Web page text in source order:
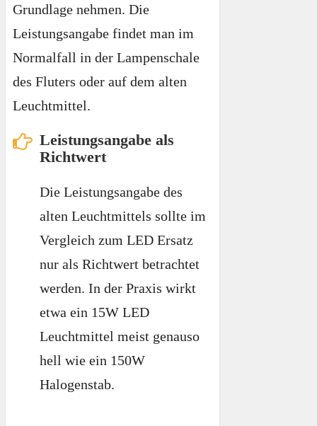
Grundlage nehmen. Die
Leistungsangabe findet man im
Normalfall in der Lampenschale
des Fluters oder auf dem alten
Leuchtmittel.
Leistungsangabe als
Richtwert
Die Leistungsangabe des
alten Leuchtmittels sollte im
Vergleich zum LED Ersatz
nur als Richtwert betrachtet
werden. In der Praxis wirkt
etwa ein 15W LED
Leuchtmittel meist genauso
hell wie ein 150W
Halogenstab.